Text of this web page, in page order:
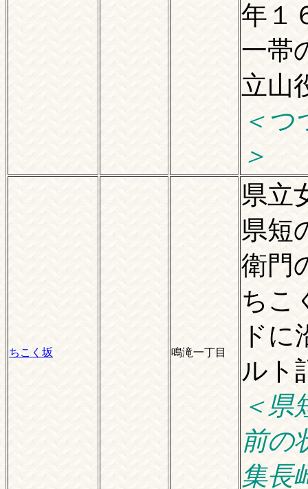
年１
一帯
立山
＜つ
＞
ちこく坂 鳴滝一丁目
県立
県短
衛門
ちこ
ド
ルト
＜県
前の
集長